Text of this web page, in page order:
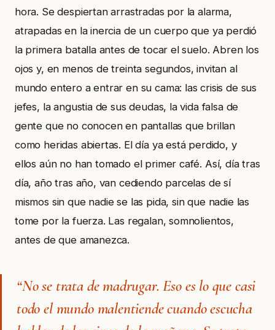
hora. Se despiertan arrastradas por la alarma,
atrapadas en la inercia de un cuerpo que ya perdió
la primera batalla antes de tocar el suelo. Abren los
ojos y, en menos de treinta segundos, invitan al
mundo entero a entrar en su cama: las crisis de sus
jefes, la angustia de sus deudas, la vida falsa de
gente que no conocen en pantallas que brillan
como heridas abiertas. El día ya está perdido, y
ellos aún no han tomado el primer café. Así, día tras
día, año tras año, van cediendo parcelas de sí
mismos sin que nadie se las pida, sin que nadie las
tome por la fuerza. Las regalan, somnolientos,
antes de que amanezca.
“No se trata de madrugar. Eso es lo que casi
todo el mundo malentiende cuando escucha